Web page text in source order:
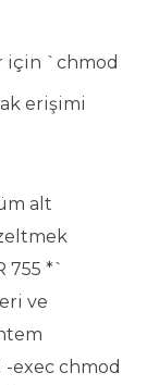
için `chmod
erişimi
alt
755 *`
ve
exec chmod